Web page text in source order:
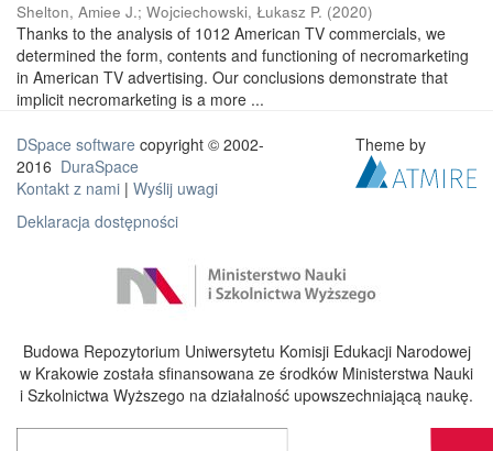
Shelton, Amiee J.; Wojciechowski, Łukasz P. (2020)
Thanks to the analysis of 1012 American TV commercials, we
determined the form, contents and functioning of necromarketing
in American TV advertising. Our conclusions demonstrate that
implicit necromarketing is a more ...
DSpace software copyright © 2002-
2016 DuraSpace
Kontakt z nami | Wyślij uwagi
Deklaracja dostępności
Theme by
Budowa Repozytorium Uniwersytetu Komisji Edukacji Narodowej
w Krakowie została sfinansowana ze środków Ministerstwa Nauki
i Szkolnictwa Wyższego na działalność upowszechniającą naukę.